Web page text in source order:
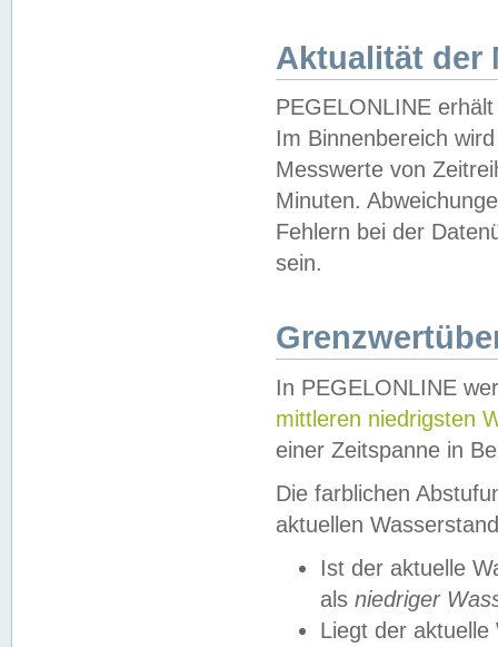
Aktualität der
PEGELONLINE
Im Binnenbereich
Messwerte von
Minuten.
Fehlern bei der
sein.
In PEGELONLINE
mittleren niedrigsten
einer Zeitspanne in
Die farblichen
aktuellen
Ist der aktuelle
als niedriger
Liegt der